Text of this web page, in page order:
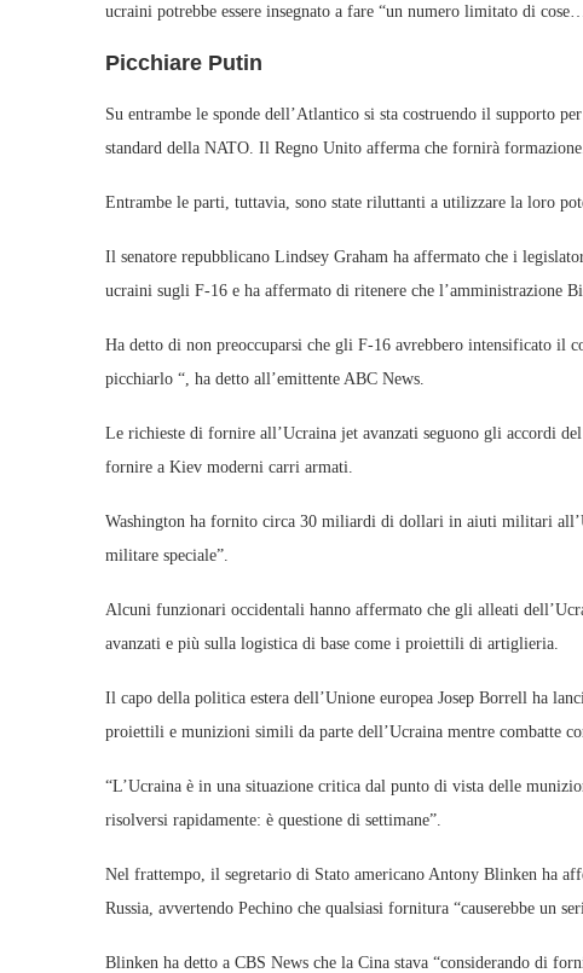
ucraini potrebbe essere insegnato a fare “un numero limitato di
Picchiare Putin
Su entrambe le sponde dell’Atlantico si sta costruendo il supporto
standard della NATO. Il Regno Unito afferma che fornirà formazione.
Entrambe le parti, tuttavia, sono state riluttanti a utilizzare la loro
Il senatore repubblicano Lindsey Graham ha affermato che i
ucraini sugli F-16 e ha affermato di ritenere che l’amministrazione
Ha detto di non preoccuparsi che gli F-16 avrebbero intensificato il
picchiarlo “, ha detto all’emittente ABC News.
Le richieste di fornire all’Ucraina jet avanzati seguono gli accordi
fornire a Kiev moderni carri armati.
Washington ha fornito circa 30 miliardi di dollari in aiuti militari
militare speciale”.
Alcuni funzionari occidentali hanno affermato che gli alleati
avanzati e più sulla logistica di base come i proiettili di artiglieria.
Il capo della politica estera dell’Unione europea Josep Borrell ha
proiettili e munizioni simili da parte dell’Ucraina mentre combatte
“L’Ucraina è in una situazione critica dal punto di vista delle
risolversi rapidamente: è questione di settimane”.
Nel frattempo, il segretario di Stato americano Antony Blinken ha
Russia, avvertendo Pechino che qualsiasi fornitura “causerebbe un
Blinken ha detto a CBS News che la Cina stava “considerando di